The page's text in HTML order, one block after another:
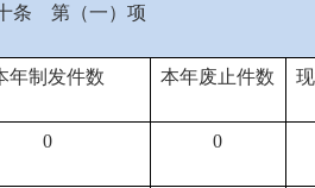
条 第（一）项
年制发件数 本年废止件数
0 0